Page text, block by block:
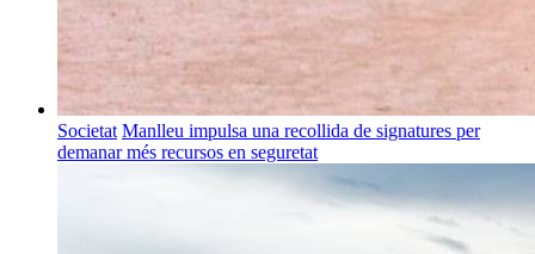
Societat Manlleu impulsa una recollida de signatures per
demanar més recursos en seguretat